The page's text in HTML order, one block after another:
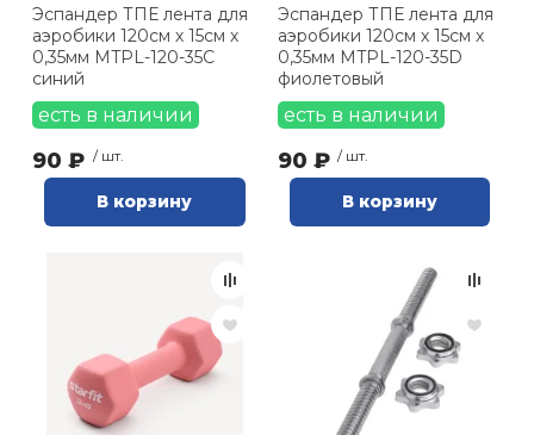
Эспандер ТПЕ лента для
аэробики 120см х 15см х
0,35мм MTPL-120-35С
синий
есть в наличии
90 ₽ / шт.
В корзину
Эспандер ТПЕ лента для
аэробики 120см х 15см х
0,35мм MTPL-120-35D
фиолетовый
есть в наличии
90 ₽ / шт.
В корзину